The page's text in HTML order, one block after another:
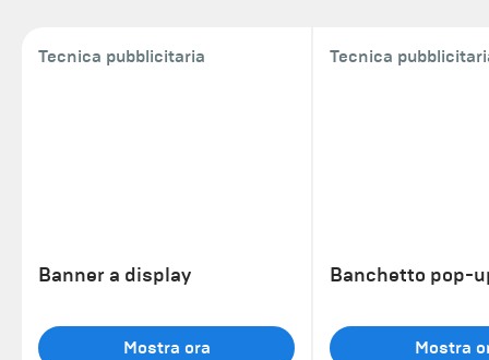
Tecnica pubblicitaria
Banner a display
Mostra ora
Tecnica
Banchetto pop-
Mostra